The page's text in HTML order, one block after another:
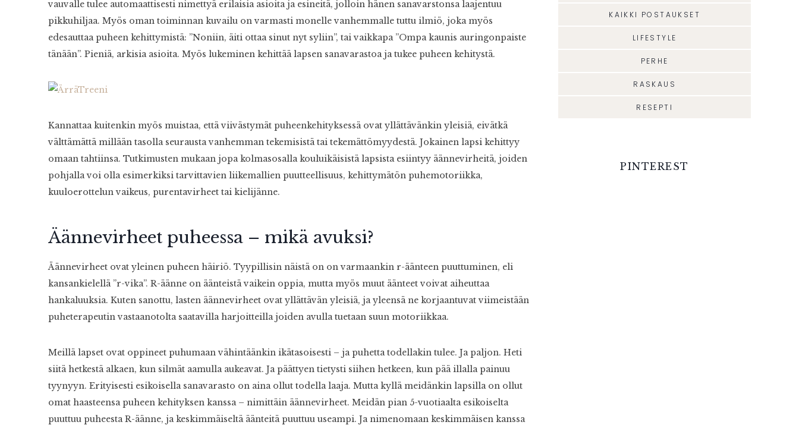
vauvalle tulee automaattisesti nimettyä erilaisia asioita ja esineitä, jolloin hänen sanavarstonsa laajentuu
pikkuhiljaa. Myös oman toiminnan kuvailu on varmasti monelle vanhemmalle tuttu ilmiö, joka myös
edesauttaa puheen kehittymistä: ”Noniin, äiti ottaa sinut nyt syliin”, tai vaikkapa ”Ompa kaunis auringonpaiste
tänään”. Pieniä, arkisia asioita. Myös lukeminen kehittää lapsen sanavarastoa ja tukee puheen kehitystä.
Kannattaa kuitenkin myös muistaa, että viivästymät puheenkehityksessä ovat yllättävänkin yleisiä, eivätkä
välttämättä millään tasolla seurausta vanhemman tekemisistä tai tekemättömyydestä. Jokainen lapsi kehittyy
omaan tahtiinsa. Tutkimusten mukaan jopa kolmasosalla kouluikäisistä lapsista esiintyy äännevirheitä, joiden
pohjalla voi olla esimerkiksi tarvittavien liikemallien puutteellisuus, kehittymätön puhemotoriikka,
kuuloerottelun vaikeus, purentavirheet tai kielijänne.
Äännevirheet puheessa – mikä avuksi?
Äännevirheet ovat yleinen puheen häiriö. Tyypillisin näistä on on varmaankin r-äänteen puuttuminen, eli
kansankielellä ”r-vika”. R-äänne on äänteistä vaikein oppia, mutta myös muut äänteet voivat aiheuttaa
hankaluuksia. Kuten sanottu, lasten äännevirheet ovat yllättävän yleisiä, ja yleensä ne korjaantuvat viimeistään
puheterapeutin vastaanotolta saatavilla harjoitteilla joiden avulla tuetaan suun motoriikkaa.
Meillä lapset ovat oppineet puhumaan vähintäänkin ikätasoisesti – ja puhetta todellakin tulee. Ja paljon. Heti
siitä hetkestä alkaen, kun silmät aamulla aukeavat. Ja päättyen tietysti siihen hetkeen, kun pää illalla painuu
tyynyyn. Erityisesti esikoisella sanavarasto on aina ollut todella laaja. Mutta kyllä meidänkin lapsilla on ollut
omat haasteensa puheen kehityksen kanssa – nimittäin äännevirheet. Meidän pian 5-vuotiaalta esikoiselta
puuttuu puheesta R-äänne, ja keskimmäiseltä äänteitä puuttuu useampi. Ja nimenomaan keskimmäisen kanssa
KAIKKI POSTAUKSET
LIFESTYLE
PERHE
RASKAUS
RESEPTI
PINTEREST